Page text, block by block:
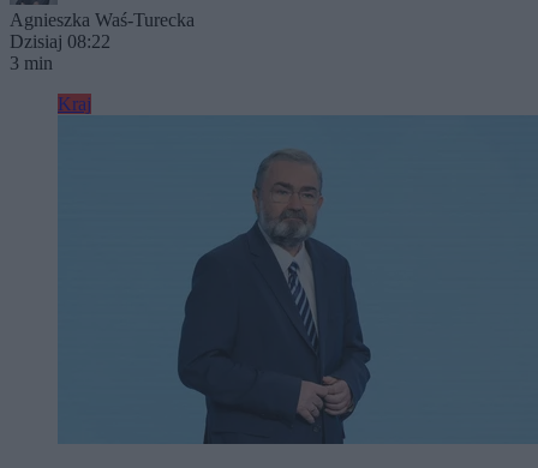
Agnieszka Waś-Turecka
Dzisiaj 08:22
3 min
Kraj